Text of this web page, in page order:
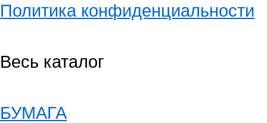
Политика конфиденциальности
Весь каталог
БУМАГА